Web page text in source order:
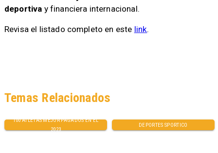
deportiva y financiera internacional.
Revisa el listado completo en este link.
100 ATLETAS MEJOR PAGADOS EN EL
2023
DEPORTES SPORTICO
Temas Relacionados